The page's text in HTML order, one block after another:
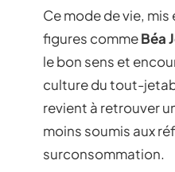
Ce mode de vie, mis
figures commeBéa
le bon sens et
culture du tout-
revient à retrouver
moins soumis aux
surconsommation.